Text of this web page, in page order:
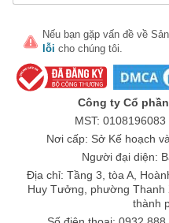
hiệu quả mỗi ngày. Sản phẩm
cho trẻ.
4. Men vi sinh Optibac
Sản phẩm hỗ trợ cải thiện táo
người lớn và trẻ từ 1 tuổi
khuẩn, hỗ trợ tiêu hóa, hấp
miệng hơn mỗi ngày.
5. Men vi sinh Babies &
Sản phẩm có bổ sung thêm
cân bằng hệ vi sinh đường
khó tiêu nhanh chóng. Sản
phụ nữ mang thai và đang cho
Nếu bạn gặp vấn đề về
lỗi cho chúng tôi.
Công ty Cổ
MST:
Nơi cấp: Sở Kế hoạch
Người đại diện:
Địa chỉ: Tầng 3, tòa A,
Huy Tưởng, phường Thanh
thành